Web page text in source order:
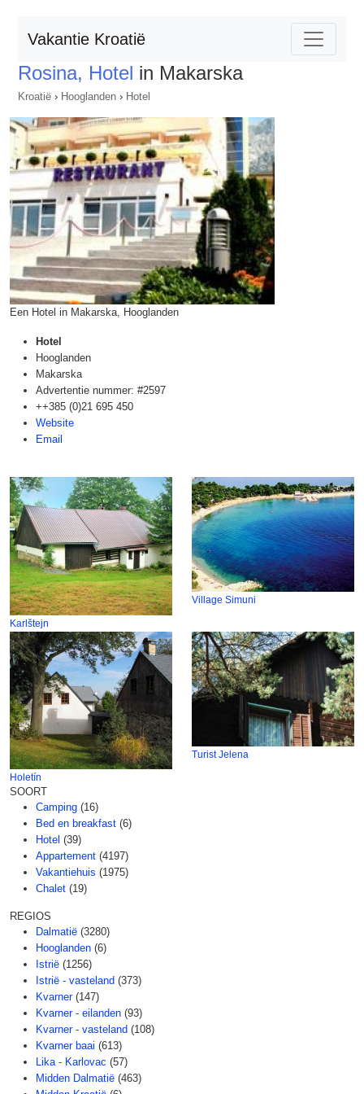
Vakantie Kroatië
Rosina, Hotel in Makarska
Kroatië › Hooglanden › Hotel
Een Hotel in Makarska, Hooglanden
Hotel
Hooglanden
Makarska
Advertentie nummer: #2597
++385 (0)21 695 450
Website
Email
Karlštejn
Village Simuni
Holetín
Turist Jelena
SOORT
Camping (16)
Bed en breakfast (6)
Hotel (39)
Appartement (4197)
Vakantiehuis (1975)
Chalet (19)
REGIOS
Dalmatië (3280)
Hooglanden (6)
Istrië (1256)
Istrië - vasteland (373)
Kvarner (147)
Kvarner - eilanden (93)
Kvarner - vasteland (108)
Kvarner baai (613)
Lika - Karlovac (57)
Midden Dalmatië (463)